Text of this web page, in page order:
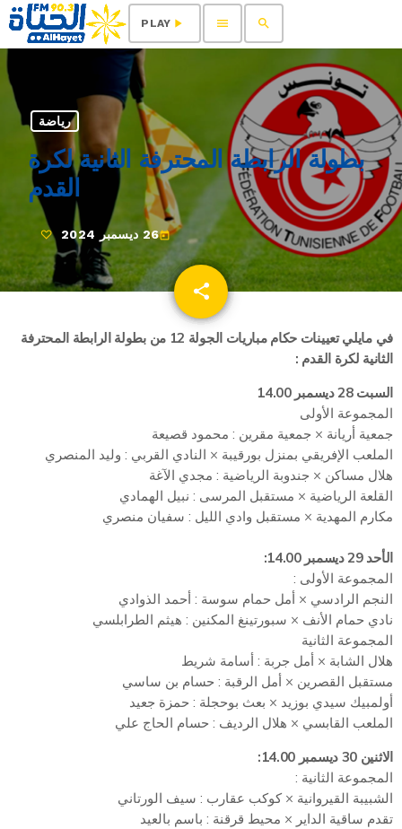
search
menu
play_arrow
PLAY
رياضة
بطولة الرابطة المحترفة الثانية لكرة
القدم
today26 ديسمبر 2024
share
email
في مايلي تعيينات حكام مباريات الجولة 12 من بطولة الرابطة المحترفة
الثانية لكرة القدم :
السبت 28 ديسمبر 14.00
المجموعة الأولى
جمعية أريانة × جمعية مقرين : محمود قصيعة
الملعب الإفريقي بمنزل بورقيبة × النادي القربي : وليد المنصري
هلال مساكن × جندوبة الرياضية : مجدي الآغة
القلعة الرياضية × مستقبل المرسى : نبيل الهمادي
مكارم المهدية × مستقبل وادي الليل : سفيان منصري
الأحد 29 ديسمبر 14.00
:
المجموعة الأولى :
النجم الرادسي × أمل حمام سوسة : أحمد الذوادي
نادي حمام الأنف × سبورتينغ المكنين : هيثم الطرابلسي
المجموعة الثانية
هلال الشابة × أمل جربة : أسامة شريط
مستقبل القصرين × أمل الرقبة : حسام بن ساسي
أولمبيك سيدي بوزيد × بعث بوحجلة : حمزة جعيد
الملعب القابسي × هلال الرديف : حسام الحاج علي
الاثنين 30 ديسمبر 14.00
:
المجموعة الثانية :
الشبيبة القيروانية × كوكب عقارب : سيف الورتاني
تقدم ساقية الداير × محيط قرقنة : باسم بالعيد